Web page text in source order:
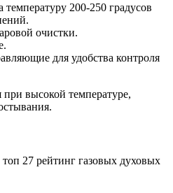
200-250 градусов
очистки.
для удобства контроля
высокой температуре,